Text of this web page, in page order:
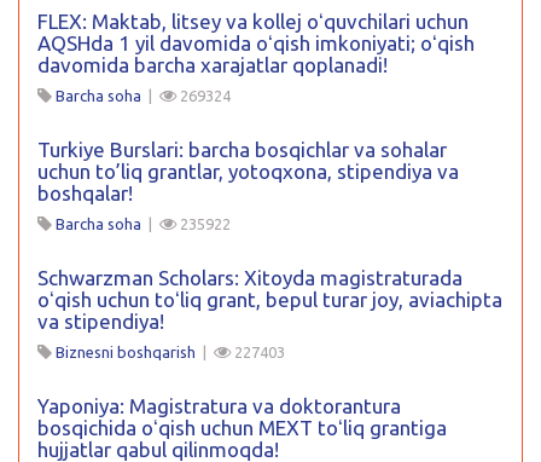
FLEX: Maktab, litsey va kollej oʻquvchilari uchun
AQSHda 1 yil davomida oʻqish imkoniyati; oʻqish
davomida barcha xarajatlar qoplanadi!
Barcha soha | 269324
Turkiye Burslari: barcha bosqichlar va sohalar
uchun to’liq grantlar, yotoqxona, stipendiya va
boshqalar!
Barcha soha | 235922
Schwarzman Scholars: Xitoyda magistraturada
oʻqish uchun toʻliq grant, bepul turar joy, aviachipta
va stipendiya!
Biznesni boshqarish | 227403
Yaponiya: Magistratura va doktorantura
bosqichida oʻqish uchun MEXT toʻliq grantiga
hujjatlar qabul qilinmoqda!